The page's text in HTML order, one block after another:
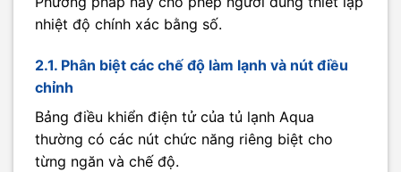
nhiệt độ chính xác bằng số.
2.1. Phân biệt các chế độ làm lạnh và nút điều
chỉnh
Bảng điều khiển điện tử của tủ lạnh Aqua
thường có các nút chức năng riêng biệt cho
từng ngăn và chế độ.